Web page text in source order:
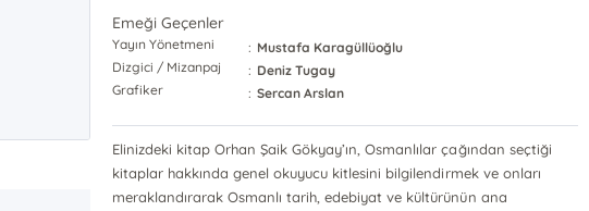
Emeği Geçenler
Yayın Yönetmeni : Mustafa Karagüllüoğlu
Dizgici / Mizanpaj
: Deniz Tugay
Grafiker
: Sercan Arslan
Elinizdeki kitap Orhan Şaik Gökyay’ın, Osmanlılar çağından seçtiği
kitaplar hakkında genel okuyucu kitlesini bilgilendirmek ve onları
meraklandırarak Osmanlı tarih, edebiyat ve kültürünün ana